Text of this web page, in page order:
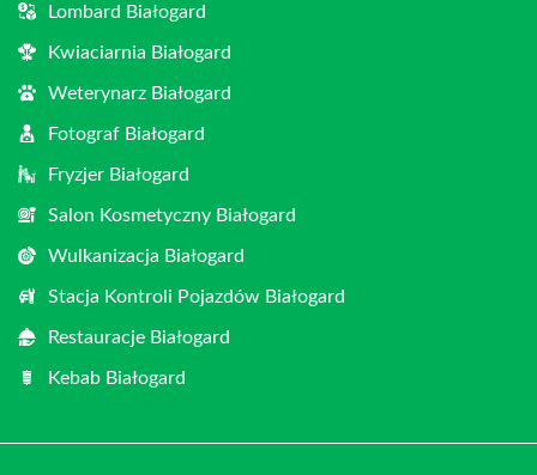
Lombard Białogard
Kwiaciarnia Białogard
Weterynarz Białogard
Fotograf Białogard
Fryzjer Białogard
Salon Kosmetyczny Białogard
Wulkanizacja Białogard
Stacja Kontroli Pojazdów Białogard
Restauracje Białogard
Kebab Białogard